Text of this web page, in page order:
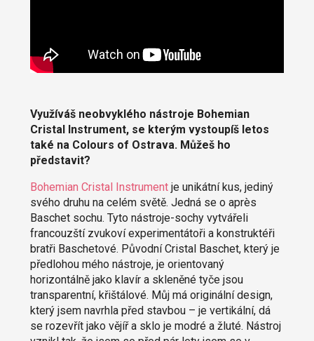
Využíváš neobvyklého nástroje Bohemian
Cristal Instrument, se kterým vystoupíš letos
také na Colours of Ostrava. Můžeš ho
představit?
Bohemian Cristal Instrumentje unikátní kus, jediný
svého druhu na celém světě. Jedná se o après
Baschet sochu. Tyto nástroje-sochy vytvářeli
francouzští zvukoví experimentátoři a konstruktéři
bratři Baschetové. Původní Cristal Baschet, který je
předlohou mého nástroje, je orientovaný
horizontálně jako klavír a skleněné tyče jsou
transparentní, křištálové. Můj má originální design,
který jsem navrhla před stavbou – je vertikální, dá
se rozevřít jako vějíř a sklo je modré a žluté. Nástroj